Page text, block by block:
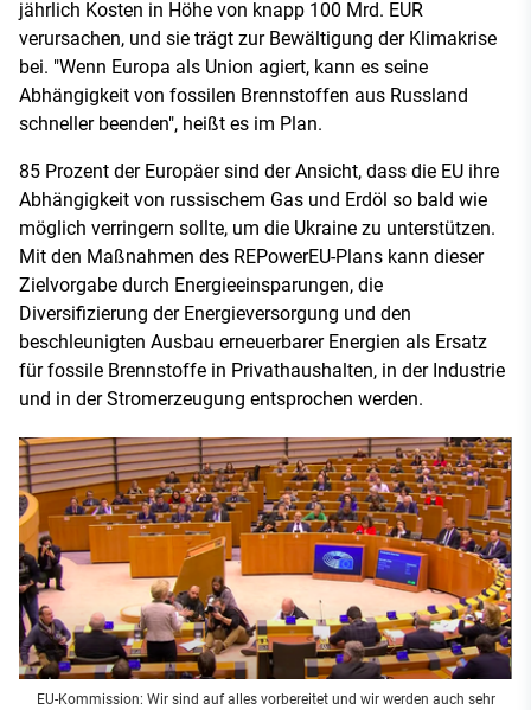
jährlich Kosten in Höhe von knapp 100 Mrd. EUR
verursachen, und sie trägt zur Bewältigung der Klimakrise
bei. "Wenn Europa als Union agiert, kann es seine
Abhängigkeit von fossilen Brennstoffen aus Russland
schneller beenden", heißt es im Plan.
85 Prozent der Europäer sind der Ansicht, dass die EU ihre
Abhängigkeit von russischem Gas und Erdöl so bald wie
möglich verringern sollte, um die Ukraine zu unterstützen.
Mit den Maßnahmen des REPowerEU-Plans kann dieser
Zielvorgabe durch Energieeinsparungen, die
Diversifizierung der Energieversorgung und den
beschleunigten Ausbau erneuerbarer Energien als Ersatz
für fossile Brennstoffe in Privathaushalten, in der Industrie
und in der Stromerzeugung entsprochen werden.
EU-Kommission: Wir sind auf alles vorbereitet und wir werden auch sehr